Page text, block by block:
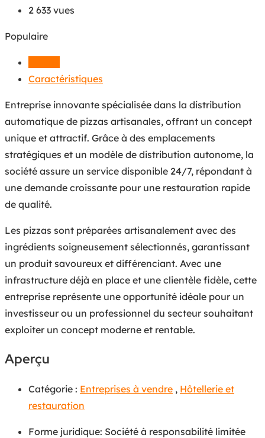
2 633 vues
Populaire
Caractéristiques
Entreprise innovante spécialisée dans la distribution
automatique de pizzas artisanales, offrant un concept
unique et attractif. Grâce à des emplacements
stratégiques et un modèle de distribution autonome, la
société assure un service disponible 24/7, répondant à
une demande croissante pour une restauration rapide
de qualité.
Les pizzas sont préparées artisanalement avec des
ingrédients soigneusement sélectionnés, garantissant
un produit savoureux et différenciant. Avec une
infrastructure déjà en place et une clientèle fidèle, cette
entreprise représente une opportunité idéale pour un
investisseur ou un professionnel du secteur souhaitant
exploiter un concept moderne et rentable.
Aperçu
Catégorie : Entreprises à vendre , Hôtellerie et
restauration
Forme juridique: Société à responsabilité limitée